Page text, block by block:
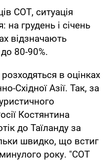
СОТ, ситуація
на грудень і січень
відзначають
80-90%.
в оцінках
Східної Азії. Так, за
Костянтина
до Таїланду за
швидко, що встиг
року. "СОТ